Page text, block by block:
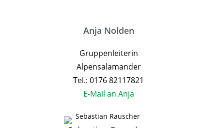
Anja Nolden
Gruppenleiterin
Alpensalamander
Tel.: 0176 82117821
E-Mail an Anja